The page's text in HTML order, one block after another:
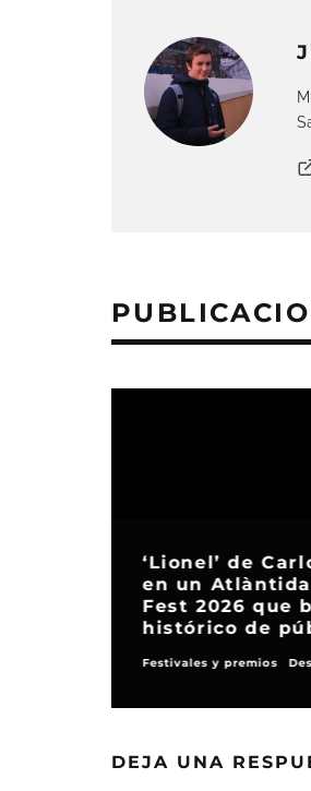
‘Lionel’ de
en un
Fest 2026 que
histórico de
Festivales y premios
DEJA UNA